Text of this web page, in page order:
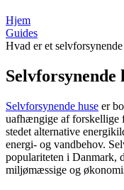
Hjem
Guides
Hvad er et
Selvforsynende
Selvforsynende huse er
uafhængige af forskellige
stedet alternative
energi- og vandbehov.
populariteten i Danmark,
miljømæssige og